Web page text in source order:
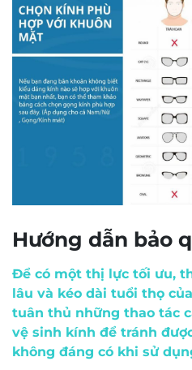
Chất liệu Titanium
đeo trong thời gian dài.
Độ bền cao, chống ăn
hợp với khí hậu nóng
Thiết kế đa giác thời
mặt, đặc biệt phù hợp
Đệm mũi điều chỉnh
Gam màu vàng ánh
người đeo toát lên vẻ
5️⃣ Giá, dịch vụ &
hãng tại Mắt Kính
Hướng dẫn bảo
Để có một thị lực tối ưu,
lâu và kéo dài tuổi thọ
tuân thủ những thao tác
vệ sinh kính để tránh
không đáng có khi sử